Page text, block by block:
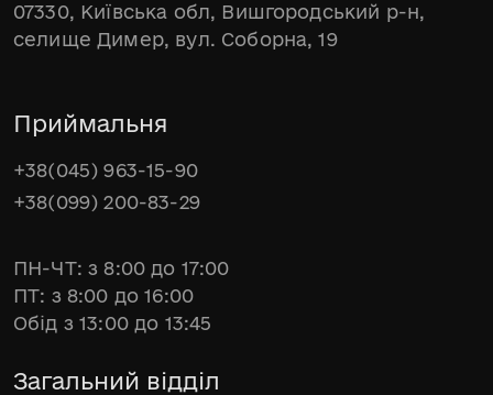
07330, Київська обл, Вишгородський р-н,
селище Димер, вул. Соборна, 19
Приймальня
+38(045) 963-15-90
+38(099) 200-83-29
ПН-ЧТ: з 8:00 до 17:00
ПТ: з 8:00 до 16:00
Обід з 13:00 до 13:45
Загальний відділ